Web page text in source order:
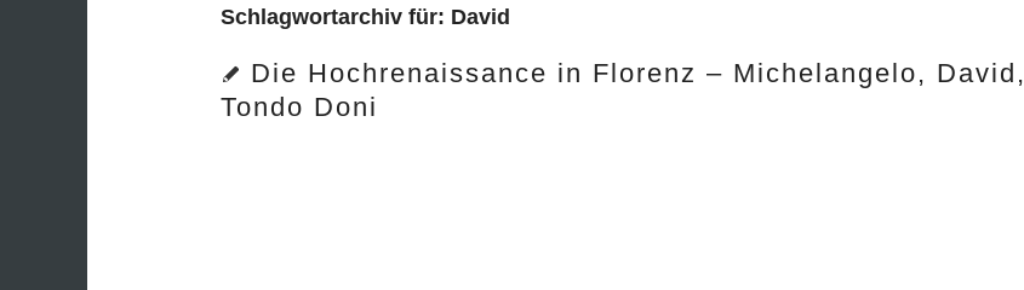
Schlagwortarchiv für: David
Die Hochrenaissance in Florenz – Michelangelo, David,
Tondo Doni